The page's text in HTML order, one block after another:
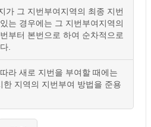
가 그 지번부여지역의 최종 지번
는 경우에는 그 지번부여지역의
부터 본번으로 하여 순차적으로
.
라 새로 지번을 부여할 때에는
한 지역의 지번부여 방법을 준용